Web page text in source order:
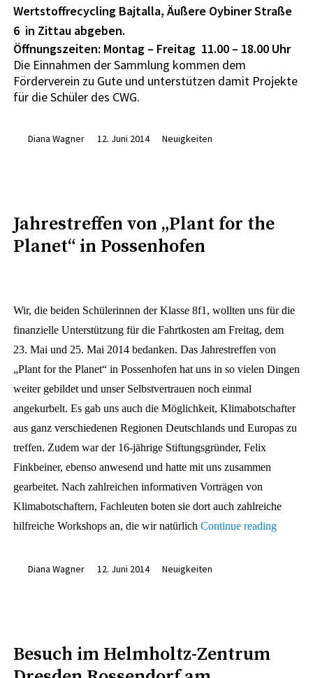
Diana Wagner 12. Juni 2014 Neuigkeiten
Wertstoffrecycling Bajtalla, Äußere Oybiner Straße
6 in Zittau abgeben.
Öffnungszeiten: Montag – Freitag 11.00 – 18.00 Uhr
Die Einnahmen der Sammlung kommen dem
Förderverein zu Gute und unterstützen damit Projekte
für die Schüler des CWG.
Diana Wagner 12. Juni 2014 Neuigkeiten
Jahrestreffen von „Plant for the
Planet“ in Possenhofen
Wir, die beiden Schülerinnen der Klasse 8f1, wollten uns für die
finanzielle Unterstützung für die Fahrtkosten am Freitag, dem
23. Mai und 25. Mai 2014 bedanken. Das Jahrestreffen von
„Plant for the Planet“ in Possenhofen hat uns in so vielen Dingen
weiter gebildet und unser Selbstvertrauen noch einmal
angekurbelt. Es gab uns auch die Möglichkeit, Klimabotschafter
aus ganz verschiedenen Regionen Deutschlands und Europas zu
treffen. Zudem war der 16-jährige Stiftungsgründer, Felix
Finkbeiner, ebenso anwesend und hatte mit uns zusammen
gearbeitet. Nach zahlreichen informativen Vorträgen von
Klimabotschaftern, Fachleuten boten sie dort auch zahlreiche
hilfreiche Workshops an, die wir natürlich Continue reading
Besuch im Helmholtz-Zentrum